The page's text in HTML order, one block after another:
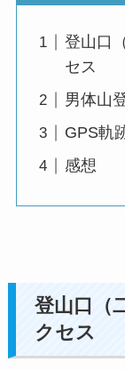
登山口
セス
男体山
GPS軌
感想
登山口（
クセス